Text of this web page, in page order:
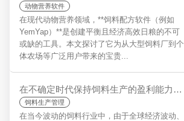
动物营养软件
在现代动物营养领域，**饲料配方软件（例如
YemYap）**是创建平衡且经济高效日粮的不可
或缺的工具。本文探讨了它为从大型饲料厂到个
体农场等广泛用户带来的宝贵...
在不确定时代保持饲料生产的盈利能力：日粮配方软件的战略重要性
饲料生产管理
在当今波动的饲料行业中，由于全球经济波动、